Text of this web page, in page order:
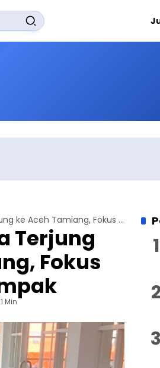
Humanity First Indonesia Terjung Langsung ke Aceh Tamiang, Fokus Layani Warga Terdampak
Terjung
Fokus
1 Min